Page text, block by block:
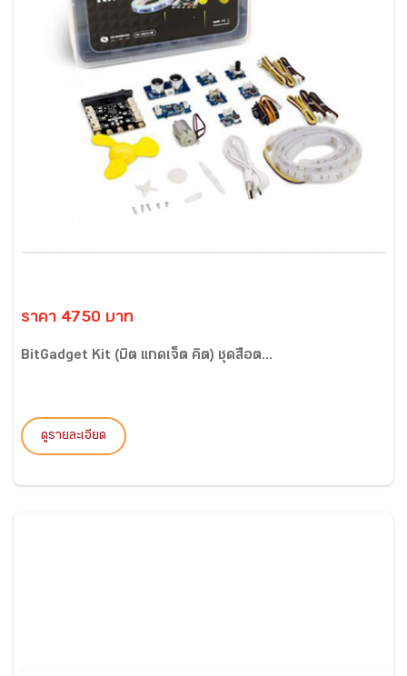
ราคา 4750 บาท
BitGadget Kit (บิต แกดเจ็ต คิต) ชุดสื่อต...
ดูรายละเอียด